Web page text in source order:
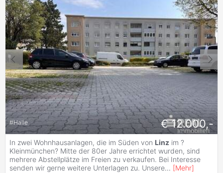
#Halle € 12.000,-
In zwei Wohnhausanlagen, die im Süden von Linz im ?
Kleinmünchen? Mitte der 80er Jahre errichtet wurden, sind
mehrere Abstellplätze im Freien zu verkaufen. Bei Interesse
senden wir gerne weitere Unterlagen zu. Unsere... [Mehr]